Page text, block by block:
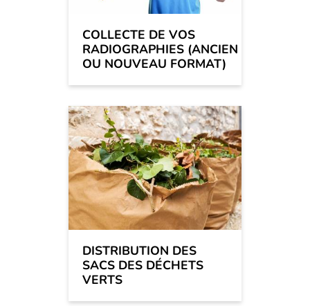
COLLECTE DE VOS
RADIOGRAPHIES (ANCIEN
OU NOUVEAU FORMAT)
DISTRIBUTION DES
SACS DES DÉCHETS
VERTS